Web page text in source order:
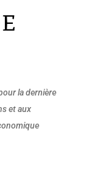
la dernière
et aux